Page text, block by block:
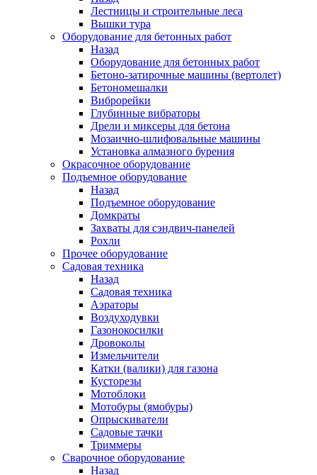
Лестницы и строительные леса
Вышки тура
Оборудование для бетонных работ
Назад
Оборудование для бетонных работ
Бетоно-затирочные машины (вертолет)
Бетономешалки
Виброрейки
Глубинные вибраторы
Дрели и миксеры для бетона
Мозаично-шлифовальные машины
Установка алмазного бурения
Окрасочное оборудование
Подъемное оборудование
Назад
Подъемное оборудование
Домкраты
Захваты для сэндвич-панелей
Рохли
Прочее оборудование
Садовая техника
Назад
Садовая техника
Аэраторы
Воздуходувки
Газонокосилки
Дровоколы
Измельчители
Катки (валики) для газона
Кусторезы
Мотоблоки
Мотобуры (ямобуры)
Опрыскиватели
Садовые тачки
Триммеры
Сварочное оборудование
Назад